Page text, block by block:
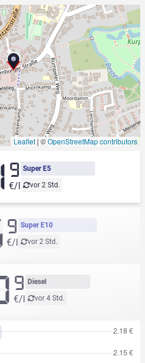
Leaflet | ©OpenStreetMap contributors
Super E5
vor 2 Std.
9
€/l
Super E10
vor 2 Std.
9
€/l
Diesel
vor 4 Std.
9
€/l